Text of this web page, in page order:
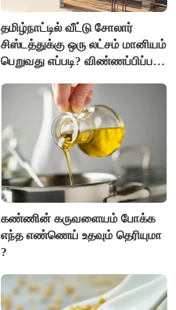
தமிழ்நாட்டில் வீட்டு சோலார்
சிஸ்டத்துக்கு ஒரு லட்சம் மானியம்
பெறுவது எப்படி? விண்ணப்பிப்பது
கண்ணின் கருவளையம் போக்க
எந்த எண்ணெய் உதவும் தெரியுமா
?